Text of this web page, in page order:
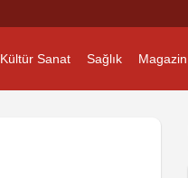
Kültür Sanat Sağlık Magazin